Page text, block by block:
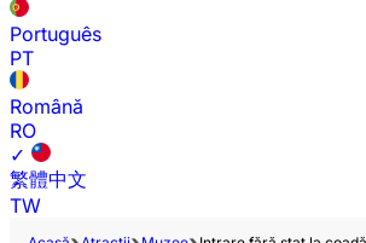
Português
PT
Română
RO
✓
繁體中文
TW